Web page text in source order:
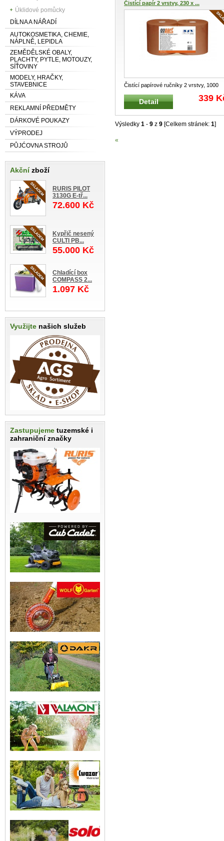
Úklidové pomůcky
DÍLNA A NÁŘADÍ
AUTOKOSMETIKA, CHEMIE,
NÁPLNĚ, LEPIDLA
ZEMĚDĚLSKÉ OBALY,
PLACHTY, PYTLE, MOTOUZY,
SÍŤOVINY
MODELY, HRAČKY,
STAVEBNICE
KÁVA
REKLAMNÍ PŘEDMĚTY
DÁRKOVÉ POUKAZY
VÝPRODEJ
PŮJĆOVNA STROJŮ
Akčnízboží
RURIS PILOT
3130G E-tř...
72.600 Kč
Kypřič nesený
CULTI PB...
55.000 Kč
Chladící box
COMPASS 2...
1.097 Kč
Využijte našich služeb
Zastupujeme tuzemské i
zahraniční značky
Čistící papír 2 vrstvy, 230 x ...
Čistící papírové ručníky 2 vrstvy, 1000
útržků Speciální dvouvrstvý p
Detail 339
Výsledky 1 - 9 z 9 [Celkem stránek: 1]
«